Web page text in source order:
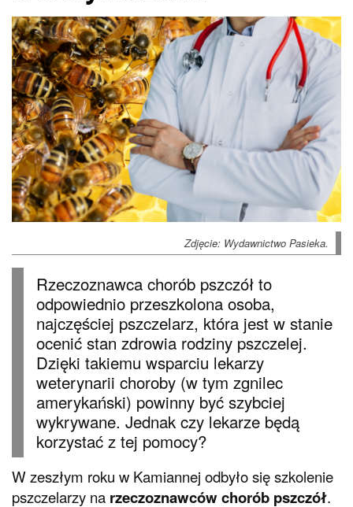
Zdjęcie: Wydawnictwo Pasieka.
Rzeczoznawca chorób pszczół to
odpowiednio przeszkolona osoba,
najczęściej pszczelarz, która jest w stanie
ocenić stan zdrowia rodziny pszczelej.
Dzięki takiemu wsparciu lekarzy
weterynarii choroby (w tym zgnilec
amerykański) powinny być szybciej
wykrywane. Jednak czy lekarze będą
korzystać z tej pomocy?
W zeszłym roku w Kamiannej odbyło się szkolenie
pszczelarzy na rzeczoznawców chorób pszczół.